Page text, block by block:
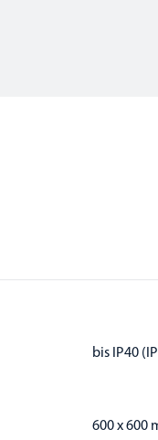
bis IP40
600 x 600